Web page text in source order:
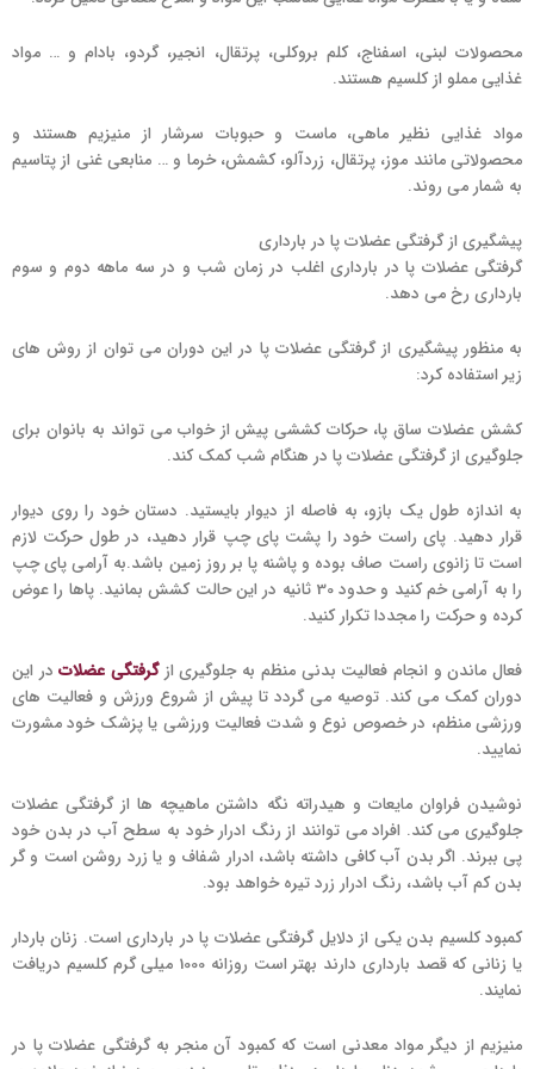
محصولات لبنی، اسفناج، کلم بروکلی، پرتقال، انجیر، گردو، بادام و … مواد
غذایی مملو از کلسیم هستند.
مواد غذایی نظیر ماهی، ماست و حبوبات سرشار از منیزیم هستند و
محصولاتی مانند موز، پرتقال، زردآلو، کشمش، خرما و … منابعی غنی از پتاسیم
به شمار می روند.
پیشگیری از گرفتگی عضلات پا در بارداری
گرفتگی عضلات پا در بارداری اغلب در زمان شب و در سه ماهه دوم و سوم
بارداری رخ می دهد.
به منظور پیشگیری از گرفتگی عضلات پا در این دوران می توان از روش های
زیر استفاده کرد:
کشش عضلات ساق پا، حرکات کششی پیش از خواب می تواند به بانوان برای
جلوگیری از گرفتگی عضلات پا در هنگام شب کمک کند.
به اندازه طول یک بازو، به فاصله از دیوار بایستید. دستان خود را روی دیوار
قرار دهید. پای راست خود را پشت پای چپ قرار دهید، در طول حرکت لازم
است تا زانوی راست صاف بوده و پاشنه پا بر روز زمین باشد.به آرامی پای چپ
را به آرامی خم کنید و حدود 30 ثانیه در این حالت کشش بمانید. پاها را عوض
کرده و حرکت را مجددا تکرار کنید.
فعال ماندن و انجام فعالیت بدنی منظم به جلوگیری ازگرفتگی عضلاتدر این
دوران کمک می کند. توصیه می گردد تا پیش از شروع ورزش و فعالیت های
ورزشی منظم، در خصوص نوع و شدت فعالیت ورزشی یا پزشک خود مشورت
نمایید.
نوشیدن فراوان مایعات و هیدراته نگه داشتن ماهیچه ها از گرفتگی عضلات
جلوگیری می کند. افراد می توانند از رنگ ادرار خود به سطح آب در بدن خود
پی ببرند. اگر بدن آب کافی داشته باشد، ادرار شفاف و یا زرد روشن است و گر
بدن کم آب باشد، رنگ ادرار زرد تیره خواهد بود.
کمبود کلسیم بدن یکی از دلایل گرفتگی عضلات پا در بارداری است. زنان باردار
یا زنانی که قصد بارداری دارند بهتر است روزانه 1000 میلی گرم کلسیم دریافت
نمایند.
منیزیم از دیگر مواد معدنی است که کمبود آن منجر به گرفتگی عضلات پا در